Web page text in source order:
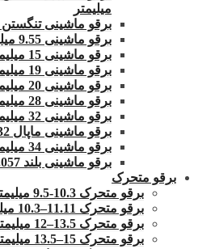
میلیمتر
برقو ماشینی تنگستن کارباید
برقو ماشینی 9.55 میلیمتر
برقو ماشینی 15 میلیمتر
برقو ماشینی 19 میلیمتر
برقو ماشینی 20 میلیمتر
برقو ماشینی 28 میلیمتر
برقو ماشینی 32 میلیمتر مارپیچ
برقو ماشینی ماپال 32 میلیمتر
برقو ماشینی 34 میلیمتر
برقو ماشینی بلند 19.057 میلیمتر
برقو متحرک
برقو متحرک 10.3-9.5 میلیمتر
برقو متحرک 11.11–10.3 میلیمتر
برقو متحرک 13.5–12 میلیمتر
برقو متحرک 15–13.5 میلیمتر